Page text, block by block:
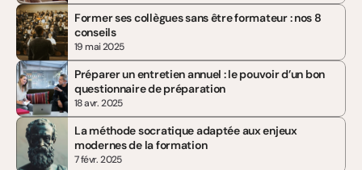
Former ses collègues sans être formateur : nos 8
conseils
19 mai 2025
Préparer un entretien annuel : le pouvoir d’un bon
questionnaire de préparation
18 avr. 2025
La méthode socratique adaptée aux enjeux
modernes de la formation
7 févr. 2025